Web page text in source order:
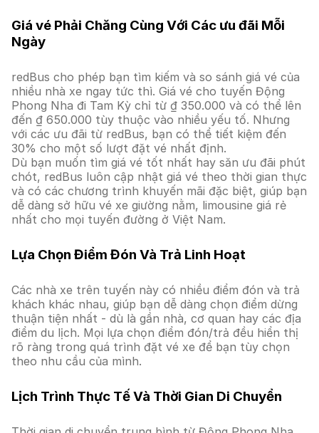
Giá vé Phải Chăng Cùng Với Các ưu đãi Mỗi
Ngày
redBus cho phép bạn tìm kiếm và so sánh giá vé của
nhiều nhà xe ngay tức thì. Giá vé cho tuyến Động
Phong Nha đi Tam Kỳ chỉ từ ₫ 350.000 và có thể lên
đến ₫ 650.000 tùy thuộc vào nhiều yếu tố. Nhưng
với các ưu đãi từ redBus, bạn có thể tiết kiệm đến
30% cho một số lượt đặt vé nhất định.
Dù bạn muốn tìm giá vé tốt nhất hay săn ưu đãi phút
chót, redBus luôn cập nhật giá vé theo thời gian thực
và có các chương trình khuyến mãi đặc biệt, giúp bạn
dễ dàng sở hữu vé xe giường nằm, limousine giá rẻ
nhất cho mọi tuyến đường ở Việt Nam.
Lựa Chọn Điểm Đón Và Trả Linh Hoạt
Các nhà xe trên tuyến này có nhiều điểm đón và trả
khách khác nhau, giúp bạn dễ dàng chọn điểm dừng
thuận tiện nhất - dù là gần nhà, cơ quan hay các địa
điểm du lịch. Mọi lựa chọn điểm đón/trả đều hiển thị
rõ ràng trong quá trình đặt vé xe để bạn tùy chọn
theo nhu cầu của mình.
Lịch Trình Thực Tế Và Thời Gian Di Chuyển